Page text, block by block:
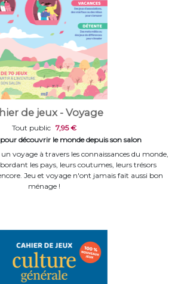
de jeux - Voyage
Tout public 7,95 €
découvrir le monde depuis son salon
voyage à travers les connaissances du monde,
les pays, leurs coutumes, leurs trésors
Jeu et voyage n'ont jamais fait aussi bon
ménage !